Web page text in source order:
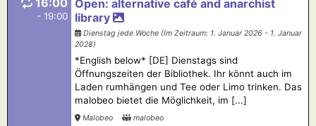
16:00
- 19:00
Open: alternative café and anarchist
library
Dienstag jede Woche (Im Zeitraum: 1. Januar 2026 - 1. Januar
2028)
*English below* [DE] Dienstags sind
Öffnungszeiten der Bibliothek. Ihr könnt auch im
Laden rumhängen und Tee oder Limo trinken. Das
malobeo bietet die Möglichkeit, im [...]
Malobeo malobeo